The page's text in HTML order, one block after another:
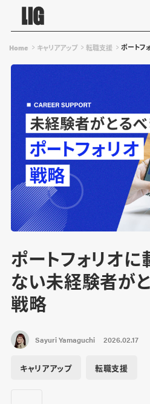
Home キャリアアップ 転職支援 ポートフ
ポートフォリオ
ない未経験者が
戦略
Sayuri Yamaguchi 2026.02.17
キャリアアップ 転職支援